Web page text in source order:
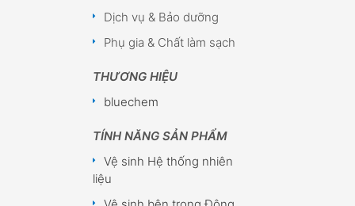
Dịch vụ & Bảo dưỡng
Phụ gia & Chất làm sạch
THƯƠNG HIỆU
bluechem
TÍNH NĂNG SẢN PHẨM
Vệ sinh Hệ thống nhiên
liệu